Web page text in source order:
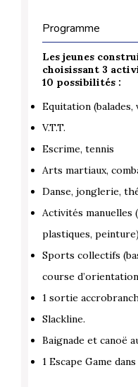
Programme
Les jeunes
choisissant 3
10 possibilités :
Equitation
V.T.T.
Escrime, tennis
Arts martiaux,
Danse, jonglerie,
Activités manuelles
plastiques,
Sports collectifs
course
1 sortie
Slackline.
Baignade et canoë
1 Escape Game